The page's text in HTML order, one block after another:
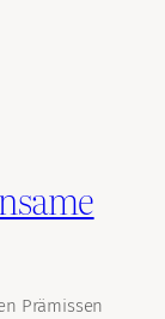
Prämissen